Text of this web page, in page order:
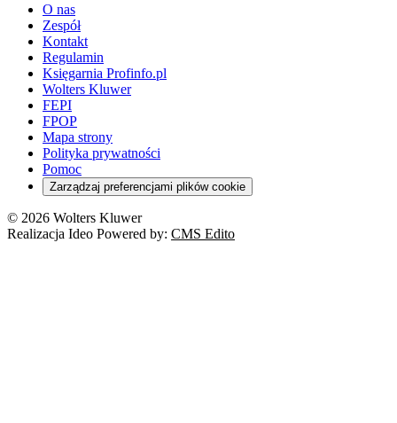
O nas
Zespół
Kontakt
Regulamin
Księgarnia Profinfo.pl
Wolters Kluwer
FEPI
FPOP
Mapa strony
Polityka prywatności
Pomoc
Zarządzaj preferencjami plików cookie
© 2026 Wolters Kluwer
Realizacja Ideo Powered by: CMS Edito